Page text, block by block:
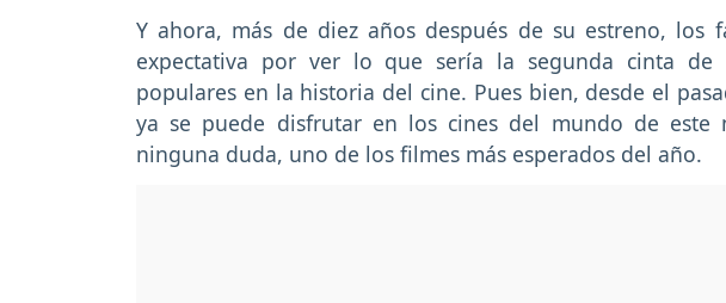
Y ahora, más de diez años después de su estreno, los
expectativa por ver lo que sería la segunda cinta de
populares en la historia del cine. Pues bien, desde el
ya se puede disfrutar en los cines del mundo de este
ninguna duda, uno de los filmes más esperados del año.